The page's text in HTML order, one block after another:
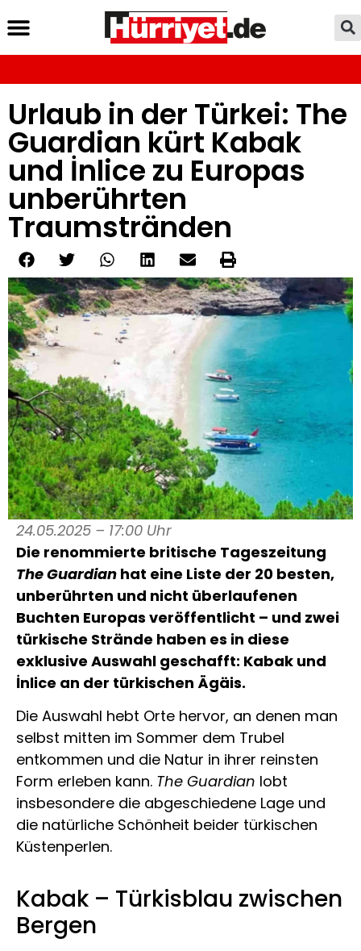
Urlaub in der Türkei: The
Guardian kürt Kabak
und İnlice zu Europas
unberührten
Traumstränden
24.05.2025 – 17:00 Uhr
Die renommierte britische Tageszeitung
The Guardian hat eine Liste der 20 besten,
unberührten und nicht überlaufenen
Buchten Europas veröffentlicht – und zwei
türkische Strände haben es in diese
exklusive Auswahl geschafft: Kabak und
İnlice an der türkischen Ägäis.
Die Auswahl hebt Orte hervor, an denen man
selbst mitten im Sommer dem Trubel
entkommen und die Natur in ihrer reinsten
Form erleben kann. The Guardian lobt
insbesondere die abgeschiedene Lage und
die natürliche Schönheit beider türkischen
Küstenperlen.
Kabak – Türkisblau zwischen
Bergen